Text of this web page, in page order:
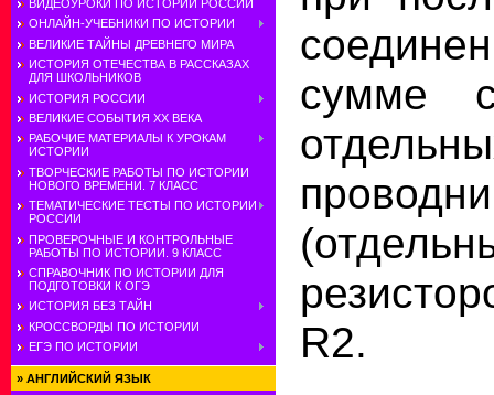
ВИДЕОУРОКИ ПО ИСТОРИИ РОССИИ
ОНЛАЙН-УЧЕБНИКИ ПО ИСТОРИИ
ВЕЛИКИЕ ТАЙНЫ ДРЕВНЕГО МИРА
ИСТОРИЯ ОТЕЧЕСТВА В РАССКАЗАХ
ДЛЯ ШКОЛЬНИКОВ
ИСТОРИЯ РОССИИ
ВЕЛИКИЕ СОБЫТИЯ ХХ ВЕКА
РАБОЧИЕ МАТЕРИАЛЫ К УРОКАМ
ИСТОРИИ
ТВОРЧЕСКИЕ РАБОТЫ ПО ИСТОРИИ
НОВОГО ВРЕМЕНИ. 7 КЛАСС
ТЕМАТИЧЕСКИЕ ТЕСТЫ ПО ИСТОРИИ
РОССИИ
ПРОВЕРОЧНЫЕ И КОНТРОЛЬНЫЕ
РАБОТЫ ПО ИСТОРИИ. 9 КЛАСС
СПРАВОЧНИК ПО ИСТОРИИ ДЛЯ
ПОДГОТОВКИ К ОГЭ
ИСТОРИЯ БЕЗ ТАЙН
КРОССВОРДЫ ПО ИСТОРИИ
ЕГЭ ПО ИСТОРИИ
» АНГЛИЙСКИЙ ЯЗЫК
сумме
R2.